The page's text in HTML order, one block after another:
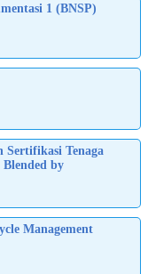
1 (BNSP)
Sertifikasi Tenaga
by
Management